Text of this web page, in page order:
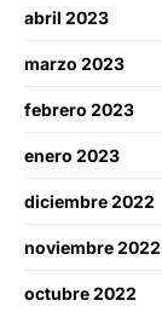
abril 2023
marzo 2023
febrero 2023
enero 2023
diciembre 2022
noviembre 2022
octubre 2022